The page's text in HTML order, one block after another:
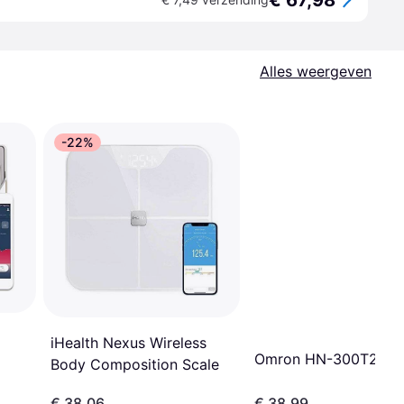
Alles weergeven
-22%
iHealth Nexus Wireless
Body Composition Scale
Omron HN-300T2